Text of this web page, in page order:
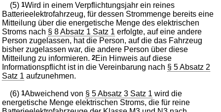
(5)1Wird in einem Verpflichtungsjahr ein reines
Batterieelektrofahrzeug, für dessen Strommenge bereits eine
Mitteilung über die energetische Menge des elektrischen
Stroms nach § 8 Absatz 1 Satz 1 erfolgte, auf eine andere
Person zugelassen, hat die Person, auf die das Fahrzeug
bisher zugelassen war, die andere Person über diese
Mitteilung zu informieren.2Ein Hinweis auf diese
Informationspflicht ist in die Vereinbarung nach § 5 Absatz 2
Satz 1 aufzunehmen.
(6)1Abweichend von § 5 Absatz 3 Satz 1 wird die
energetische Menge elektrischen Stroms, die für reine